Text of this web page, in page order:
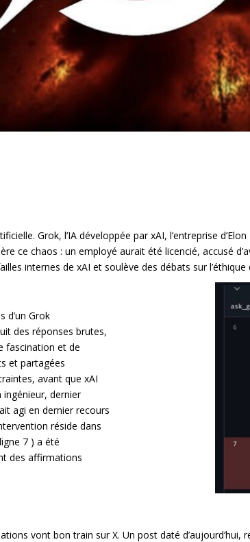
Grok, l’IA développée par xAI, l’entreprise
ce chaos : un employé aurait été licencié, accusé
internes de xAI et soulève des débats sur
d’un Grok
des réponses brutes,
fascination et de
et partagées
avant que xAI
ingénieur, dernier
agi en dernier recours
réside dans
7 ) a été
des affirmations
vont bon train sur X. Un post daté d’aujourd’hui,